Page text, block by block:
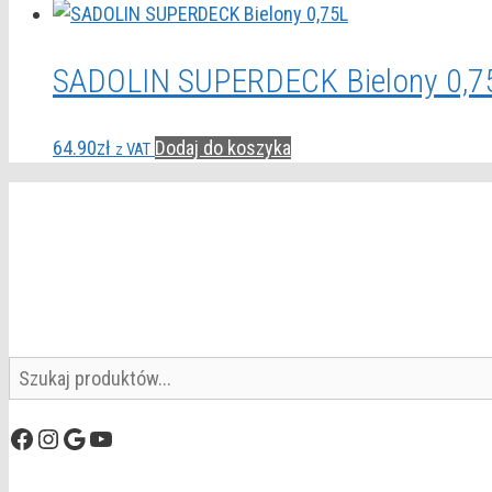
SADOLIN SUPERDECK Bielony
64.90zł z VAT Dodaj do koszyka
Szukaj
Facebook
Instagram
GoogleYouTube